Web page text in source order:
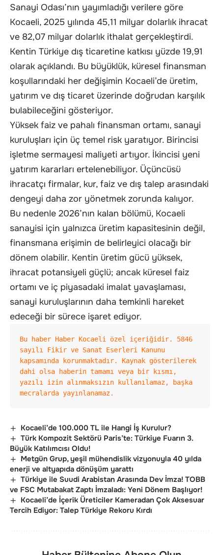
Sanayi Odası’nın yayımladığı verilere göre
Kocaeli, 2025 yılında 45,11 milyar dolarlık ihracat
ve 82,07 milyar dolarlık ithalat gerçekleştirdi.
Kentin Türkiye dış ticaretine katkısı yüzde 19,91
olarak açıklandı. Bu büyüklük, küresel finansman
koşullarındaki her değişimin Kocaeli’de üretim,
yatırım ve dış ticaret üzerinde doğrudan karşılık
bulabileceğini gösteriyor.
Yüksek faiz ve pahalı finansman ortamı, sanayi
kuruluşları için üç temel risk yaratıyor. Birincisi
işletme sermayesi maliyeti artıyor. İkincisi yeni
yatırım kararları ertelenebiliyor. Üçüncüsü
ihracatçı firmalar, kur, faiz ve dış talep arasındaki
dengeyi daha zor yönetmek zorunda kalıyor.
Bu nedenle 2026’nın kalan bölümü, Kocaeli
sanayisi için yalnızca üretim kapasitesinin değil,
finansmana erişimin de belirleyici olacağı bir
dönem olabilir. Kentin üretim gücü yüksek,
ihracat potansiyeli güçlü; ancak küresel faiz
ortamı ve iç piyasadaki imalat yavaşlaması,
sanayi kuruluşlarının daha temkinli hareket
edeceği bir sürece işaret ediyor.
Bu haber Haber Kocaeli özel içeriğidir. 5846
sayılı Fikir ve Sanat Eserleri Kanunu
kapsamında korunmaktadır. Kaynak gösterilerek
dahi olsa haberin tamamı veya bir kısmı,
yazılı izin alınmaksızın kullanılamaz, başka
mecralarda yayınlanamaz.
Kocaeli’de 100.000 TL ile Hangi İş Kurulur?
Türk Kompozit Sektörü Paris’te: Türkiye Fuarın 3.
Büyük Katılımcısı Oldu!
Metgün Grup, yeşil mühendislik vizyonuyla 40 yılda
enerji ve altyapıda dönüşüm yarattı
Türkiye ile Suudi Arabistan Arasında Dev İmza! TOBB
ve FSC Mutabakat Zaptı İmzaladı: Yeni Dönem Başlıyor!
Kocaeli’de İçerik Üreticiler Kameradan Çok Aksesuar
Tercih Ediyor: Talep Türkiye Rekoru Kırdı